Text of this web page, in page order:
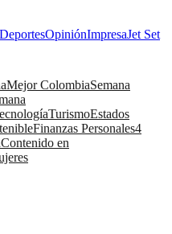
DeportesOpiniónImpresaJet Set
Mejor ColombiaSemana
TurismoEstados
Finanzas Personales4
Contenido en